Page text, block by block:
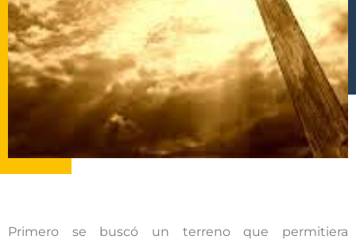
Primero se buscó un terreno que permitiera